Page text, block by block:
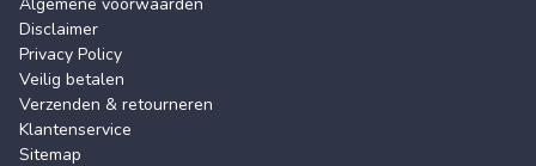
Disclaimer
Privacy Policy
Veilig betalen
Verzenden & retourneren
Klantenservice
Sitemap